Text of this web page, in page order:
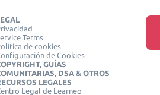
Terms
de cookies
de Cookies
GUÍAS
DSA & OTROS
LEGALES
Legal de Learneo